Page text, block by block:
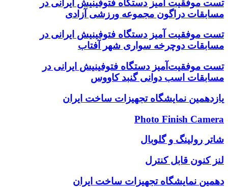
تست موفقیت آمیز دستگاه فتوفینیش ایرانی در
مسابقات دراگون مجموعه ورزشی آزادی
تست موفقیت آمیز دستگاه فتوفینیش ایرانی در
مسابقات دوچرخه سواری شهر آفتاب
تست موفقیت‌آمیز دستگاه فتوفینیش ایرانی در
مسابقات اسب دوانی گنبد کاووس
یازدهمین نمایشگاه تجهیزات ساخت ایران
Photo Finish Camera
شاتر رولینگ و گلوبال
لنز کنون قابل کنترل
دهمین نمایشگاه تجهیزات ساخت ایران